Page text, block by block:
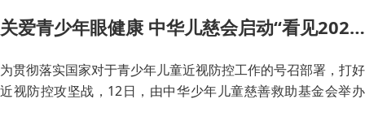
关爱青少年眼健康 中华儿慈会启动“看见2021”计划
为贯彻落实国家对于青少年儿童近视防控工作的号召部署，打好
近视防控攻坚战，12日，由中华少年儿童慈善救助基金会举办